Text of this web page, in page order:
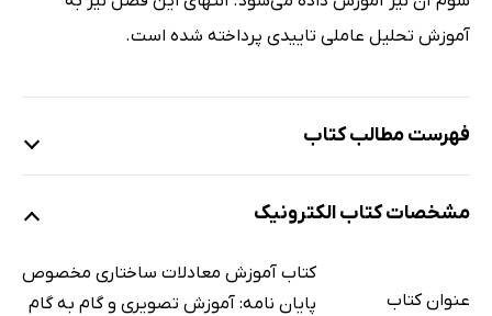
آموزش تحلیل عاملی تاییدی پرداخته شده است.
فهرست مطالب کتاب
فصل 4: آموزش نرم‌افزار SMARTPLS
مشخصات کتاب الکترونیک
عنوان کتاب
کتاب آموزش معادلات ساختاری مخصوص
پایان نامه: آموزش تصویری و گام به گام